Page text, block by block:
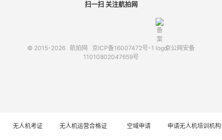
扫一扫 关注航拍网
© 2015-2026 航拍网 京ICP备16007472号-1
京公网安备
11010802047659号
无人机考证 无人机运营合格证 空域申请 申请无人机培训机构